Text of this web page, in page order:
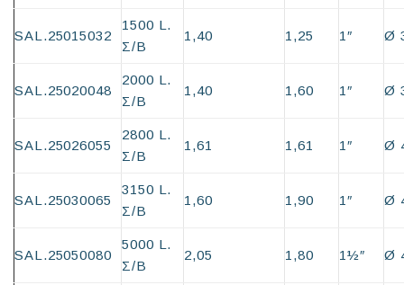
SAL.25015032
1500 L.
Σ/Β
1,40 1,25 1″ Ø
SAL.25020048
2000 L.
Σ/Β
1,40 1,60 1″ Ø
SAL.25026055
2800 L.
Σ/Β
1,61 1,61 1″ Ø
SAL.25030065
3150 L.
Σ/Β
1,60 1,90 1″ Ø
SAL.25050080
5000 L.
Σ/Β
2,05 1,80 1½″ Ø